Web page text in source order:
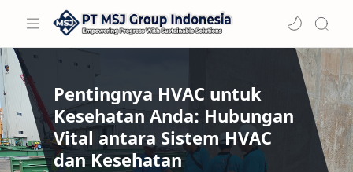
Pentingnya HVAC untuk
Kesehatan Anda: Hubungan
Vital antara Sistem HVAC
dan Kesehatan